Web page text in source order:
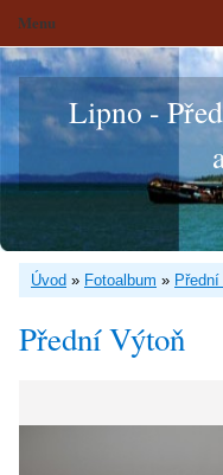
Lipno -
Úvod » Fotoalbum »
Přední Výtoň
Menu